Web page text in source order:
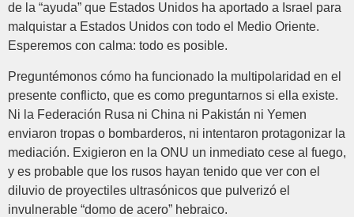
de la “ayuda” que Estados Unidos ha aportado a Israel para
malquistar a Estados Unidos con todo el Medio Oriente.
Esperemos con calma: todo es posible.
Preguntémonos cómo ha funcionado la multipolaridad en el
presente conflicto, que es como preguntarnos si ella existe.
Ni la Federación Rusa ni China ni Pakistán ni Yemen
enviaron tropas o bombarderos, ni intentaron protagonizar la
mediación. Exigieron en la ONU un inmediato cese al fuego,
y es probable que los rusos hayan tenido que ver con el
diluvio de proyectiles ultrasónicos que pulverizó el
invulnerable “domo de acero” hebraico.